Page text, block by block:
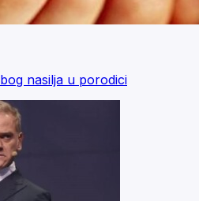
nasilja u porodici